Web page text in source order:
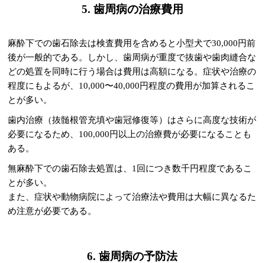
5. 歯周病の治療費用
麻酔下での歯石除去は検査費用を含めると小型犬で30,000円前
後が一般的である。しかし、歯周病が重度で抜歯や歯肉縫合な
どの処置を同時に行う場合は費用は高額になる。症状や治療の
程度にもよるが、10,000〜40,000円程度の費用が加算されるこ
とが多い。
歯内治療（抜髄根管充填や歯冠修復等）はさらに高度な技術が
必要になるため、100,000円以上の治療費が必要になることも
ある。
無麻酔下での歯石除去処置は、1回につき数千円程度であるこ
とが多い。
また、症状や動物病院によって治療法や費用は大幅に異なるた
め注意が必要である。
6. 歯周病の予防法